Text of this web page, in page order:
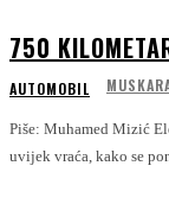
750
AUTOMOBIL
Piše: Muhamed Mizić Električni automobili već odavno nisu rezervisani samo za gradsku vožnju. Ipak, jedno pitanje se
uvijek vraća, kako se